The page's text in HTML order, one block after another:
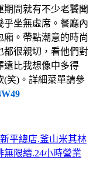
間就有不少老饕聞
乎坐無虛席。餐廳內
廂。帶點潮意的時尚
都很親切，看他們對
遠比我想像中多得
(笑)。詳細菜單請參
平總店.釜山米其林
限續.24小時營業